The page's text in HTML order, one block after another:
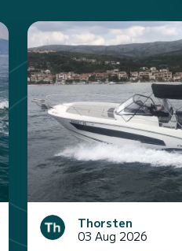
Thorsten
03 Aug 2026